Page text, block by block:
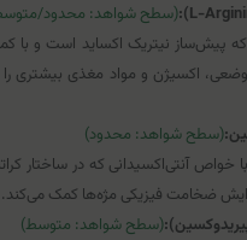
(سطح شواهد: محدود/
که پیش‌ساز نیتریک اکساید است و با
اکسیژن و مواد مغذی بیشتری را
(سطح شواهد: محدود)
خواص آنتی‌اکسیدانی که در ساختار
ضخامت فیزیکی مژه‌ها کمک می‌کند.
(سطح شواهد: متوسط)